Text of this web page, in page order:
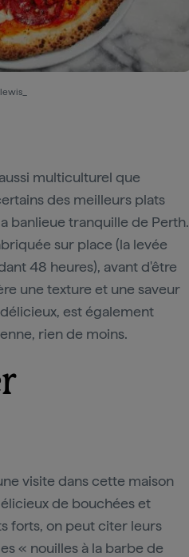
multiculturel que
des meilleurs plats
banlieue tranquille de Perth.
sur place (la levée
48 heures), avant d'être
une texture et une saveur
est également
rien de moins.
visite dans cette maison
de bouchées et
forts, on peut citer leurs
« nouilles à la barbe de